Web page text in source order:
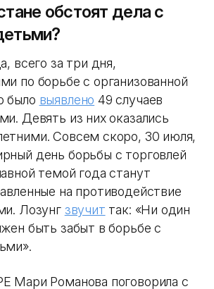
обстоят дела с
всего за три дня,
по борьбе с организованной
было выявлено 49 случаев
Девять из них оказались
Совсем скоро, 30 июля,
день борьбы с торговлей
темой года станут
на противодействие
Лозунг звучит так: «Ни один
быть забыт в борьбе с
Мари Романова поговорила с